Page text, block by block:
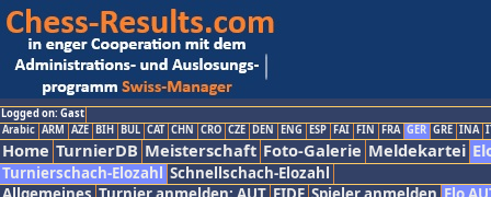
Logged on: Gast
Arabic ARM AZE BIH BUL CAT CHN CRO CZE DEN ENG ESP FAI FIN FRA GER GRE INA
Home TurnierDB Meisterschaft Foto-Galerie Meldekartei
Turnierschach-Elozahl Schnellschach-Elozahl